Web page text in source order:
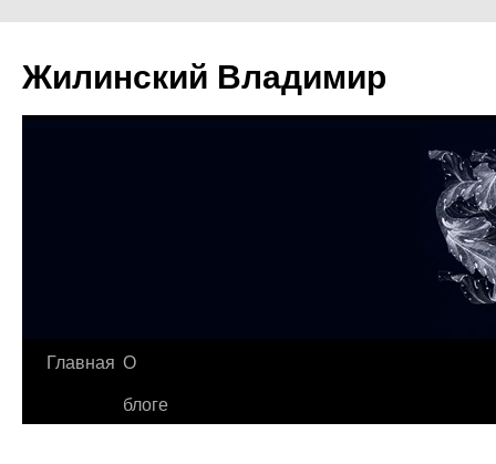
Жилинский Владимир
Перейти
Главная О
блоге